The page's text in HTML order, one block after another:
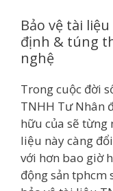
Bảo vệ tài
định & túng
nghệ
Trong cuộc đời
TNHH Tư Nhân
hữu của sẽ từng
liệu này càng
với hơn bao giờ
động sản tphcm